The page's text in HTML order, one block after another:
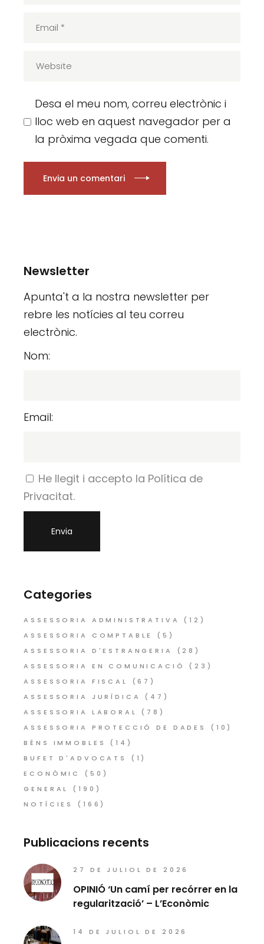
Desa el meu nom, correu electrònic i
lloc web en aquest navegador per a
la pròxima vegada que comenti.
Envia un comentari
Newsletter
Apunta't a la nostra newsletter per
rebre les notícies al teu correu
electrònic.
Nom:
Email:
He llegit i accepto la Política de
Privacitat.
Categories
ASSESSORIA ADMINISTRATIVA
(12)
ASSESSORIA COMPTABLE
(5)
ASSESSORIA D'ESTRANGERIA
(28)
ASSESSORIA EN COMUNICACIÓ
(23)
ASSESSORIA FISCAL
(67)
ASSESSORIA JURÍDICA
(47)
ASSESSORIA LABORAL
(78)
ASSESSORIA PROTECCIÓ DE DADES
(10)
BÉNS IMMOBLES
(14)
BUFET D'ADVOCATS
(1)
ECONÒMIC
(50)
GENERAL
(190)
NOTÍCIES
(166)
Publicacions recents
27 DE JULIOL DE 2026
OPINIÓ ‘Un camí per recórrer en la
regularització’ – L’Econòmic
14 DE JULIOL DE 2026